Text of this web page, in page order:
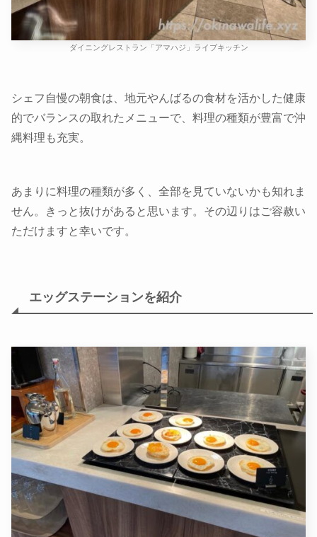
ダイニングレストラン「アマハジ」ライブキッチン
シェフ自慢の朝食は、地元やんばるの食材を活かした健康
的でバランスの取れたメニューで、料理の種類が豊富で沖
縄料理も充実。
あまりに料理の種類が多く、全部を見ていないかも知れま
せん。きっと抜けがあると思います。その辺りはご容赦い
ただけますと幸いです。
エッグステーションを紹介